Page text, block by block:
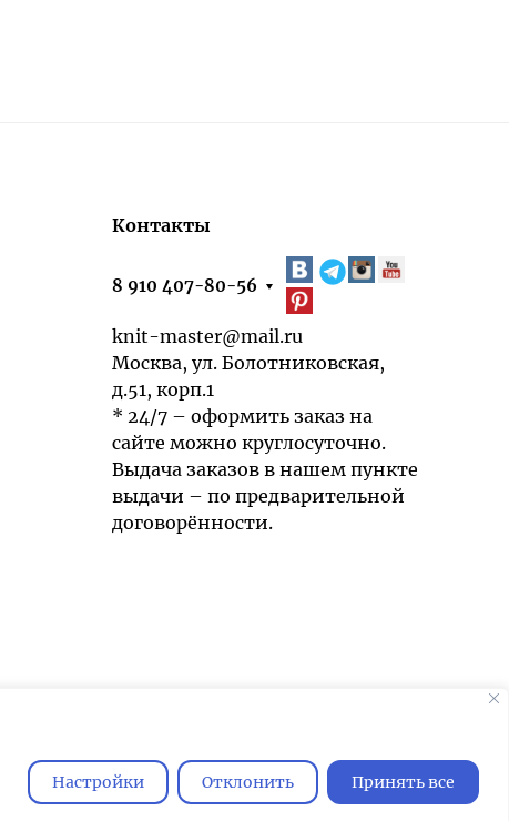
Настройки Отклонить Принять все
Контакты
8 910 407-80-56
knit-master@mail.ru
Москва, ул. Болотниковская,
д.51, корп.1
* 24/7 – оформить заказ на
сайте можно круглосуточно.
Выдача заказов в нашем пункте
выдачи – по предварительной
договорённости.
пользоваться сайтом, вы принимаете
условия обработки персональных